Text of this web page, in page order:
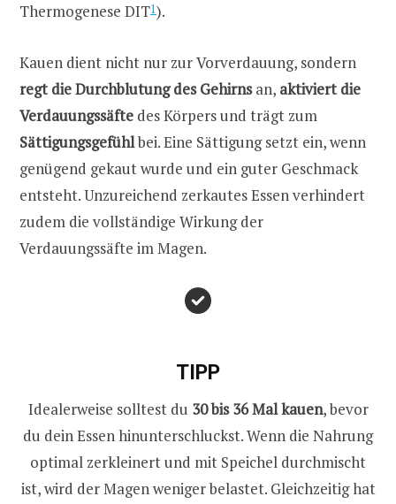
Thermogenese DIT1).
Kauen dient nicht nur zur Vorverdauung, sondern
regt die Durchblutung des Gehirnsan, aktiviert die
Verdauungssäfte des Körpers und trägt zum
Sättigungsgefühlbei. Eine Sättigung setzt ein, wenn
genügend gekaut wurde und ein guter Geschmack
entsteht. Unzureichend zerkautes Essen verhindert
zudem die vollständige Wirkung der
Verdauungssäfte im Magen.
TIPP
Idealerweise solltest du 30 bis 36 Mal kauen, bevor
du dein Essen hinunterschluckst. Wenn die Nahrung
optimal zerkleinert und mit Speichel durchmischt
ist, wird der Magen weniger belastet. Gleichzeitig hat